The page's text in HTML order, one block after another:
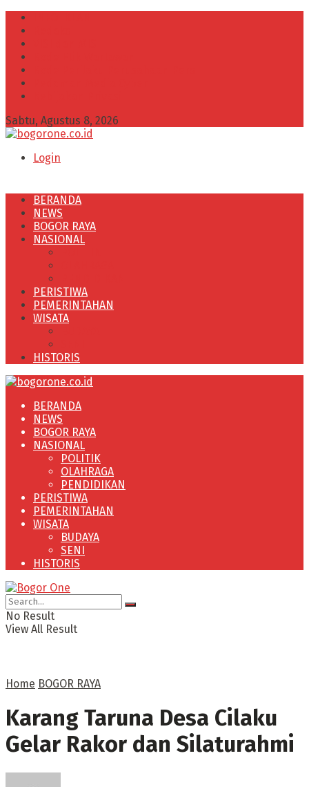
Sabtu, Agustus 8, 2026
Login
BERANDA
NEWS
BOGOR RAYA
NASIONAL
PERISTIWA
PEMERINTAHAN
WISATA
HISTORIS
BERANDA
NEWS
BOGOR RAYA
NASIONAL
POLITIK
OLAHRAGA
PENDIDIKAN
PERISTIWA
PEMERINTAHAN
WISATA
BUDAYA
SENI
HISTORIS
No Result
View All Result
Home BOGOR RAYA
Karang Taruna Desa Cilaku
Gelar Rakor dan Silaturahmi